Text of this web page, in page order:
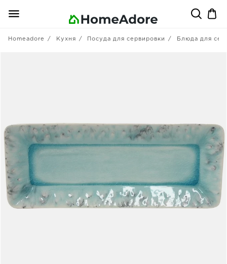
Homeadore Кухня Посуда для сервировки Блюда для